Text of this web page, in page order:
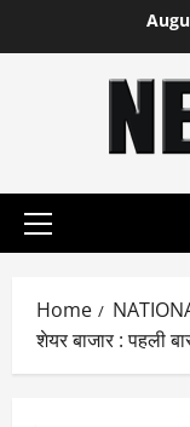
Primary
Home
शेयर बाजार : पहली